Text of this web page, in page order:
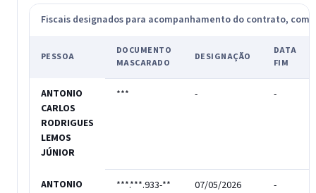
Fiscais designados para acompanhamento do contrato, com
PESSOA
DOCUMENTO
MASCARADO
DESIGNAÇÃO
DATA
FIM
ANTONIO
CARLOS
RODRIGUES
LEMOS
JÚNIOR
*** - -
ANTONIO
***.***.933-** 07/05/2026 -